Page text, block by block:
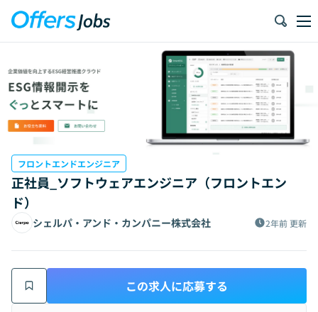
フロントエンドエンジニア
正社員_ソフトウェアエンジニア（フロントエン
ド）
シェルパ・アンド・カンパニー株式会社 2年前 更新
この求人に応募する